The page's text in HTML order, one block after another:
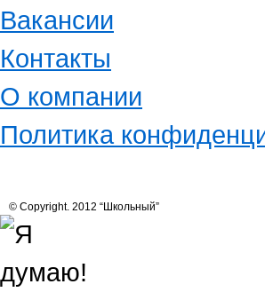
Вакансии
Контакты
О компании
Политика
© Copyright. 2012 “Школьный”